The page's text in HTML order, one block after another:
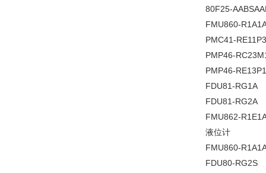
80F25-
FMU860-
PMC41-
PMP46-
PMP46-
FDU81-RG1A
FDU81-RG2A
FMU862-
液位计
FMU860-
FDU80-RG2S